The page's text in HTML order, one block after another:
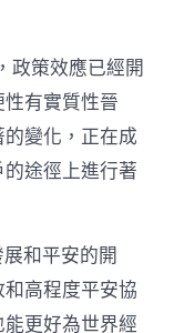
政策效應已經開
有實質性晉
變化，正在成
途徑上進行著
和平安的開
高程度平安協
更好為世界經